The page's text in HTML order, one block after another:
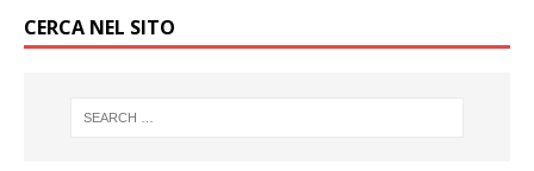
CERCA NEL SITO